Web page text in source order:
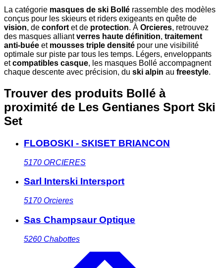
La catégorie masques de ski Bollé rassemble des modèles
conçus pour les skieurs et riders exigeants en quête de
vision, de confort et de protection. À Orcieres, retrouvez
des masques alliantverres haute définition, traitement
anti-buée et mousses triple densité pour une visibilité
optimale sur piste par tous les temps. Légers, enveloppants
etcompatibles casque, les masques Bollé accompagnent
chaque descente avec précision, du ski alpin au freestyle.
Trouver des produits Bollé à
proximité de Les Gentianes Sport Ski
Set
FLOBOSKI - SKISET BRIANCON
5170 ORCIERES
Sarl Interski Intersport
5170 Orcieres
Sas Champsaur Optique
5260 Chabottes